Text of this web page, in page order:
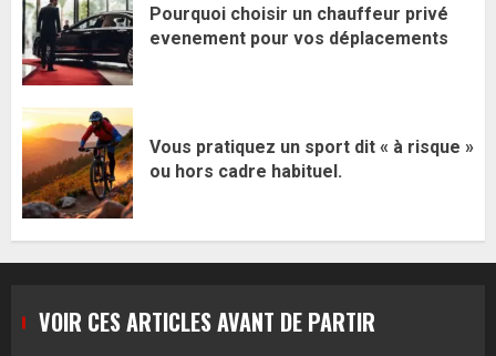
Pourquoi choisir un chauffeur privé
evenement pour vos déplacements
Vous pratiquez un sport dit « à risque »
ou hors cadre habituel.
VOIR CES ARTICLES AVANT DE PARTIR